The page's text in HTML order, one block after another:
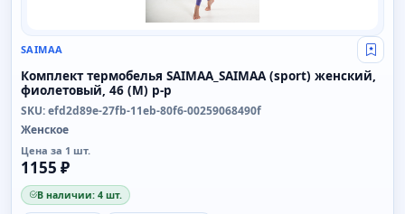
SAIMAA Свой
Комплект термобелья SAIMAA_SAIMAA (sport) женский,
фиолетовый, 46 (M) р-р
SKU: efd2d89e-27fb-11eb-80f6-00259068490f
Женское
Цена за 1 шт.
1155 ₽
В наличии: 4 шт.